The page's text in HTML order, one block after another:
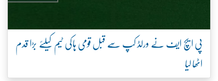
پی ایچ ایف نے ورلڈ کپ سے قبل قومی ہاکی ٹیم کیلئے بڑا قدم
اٹھا لیا